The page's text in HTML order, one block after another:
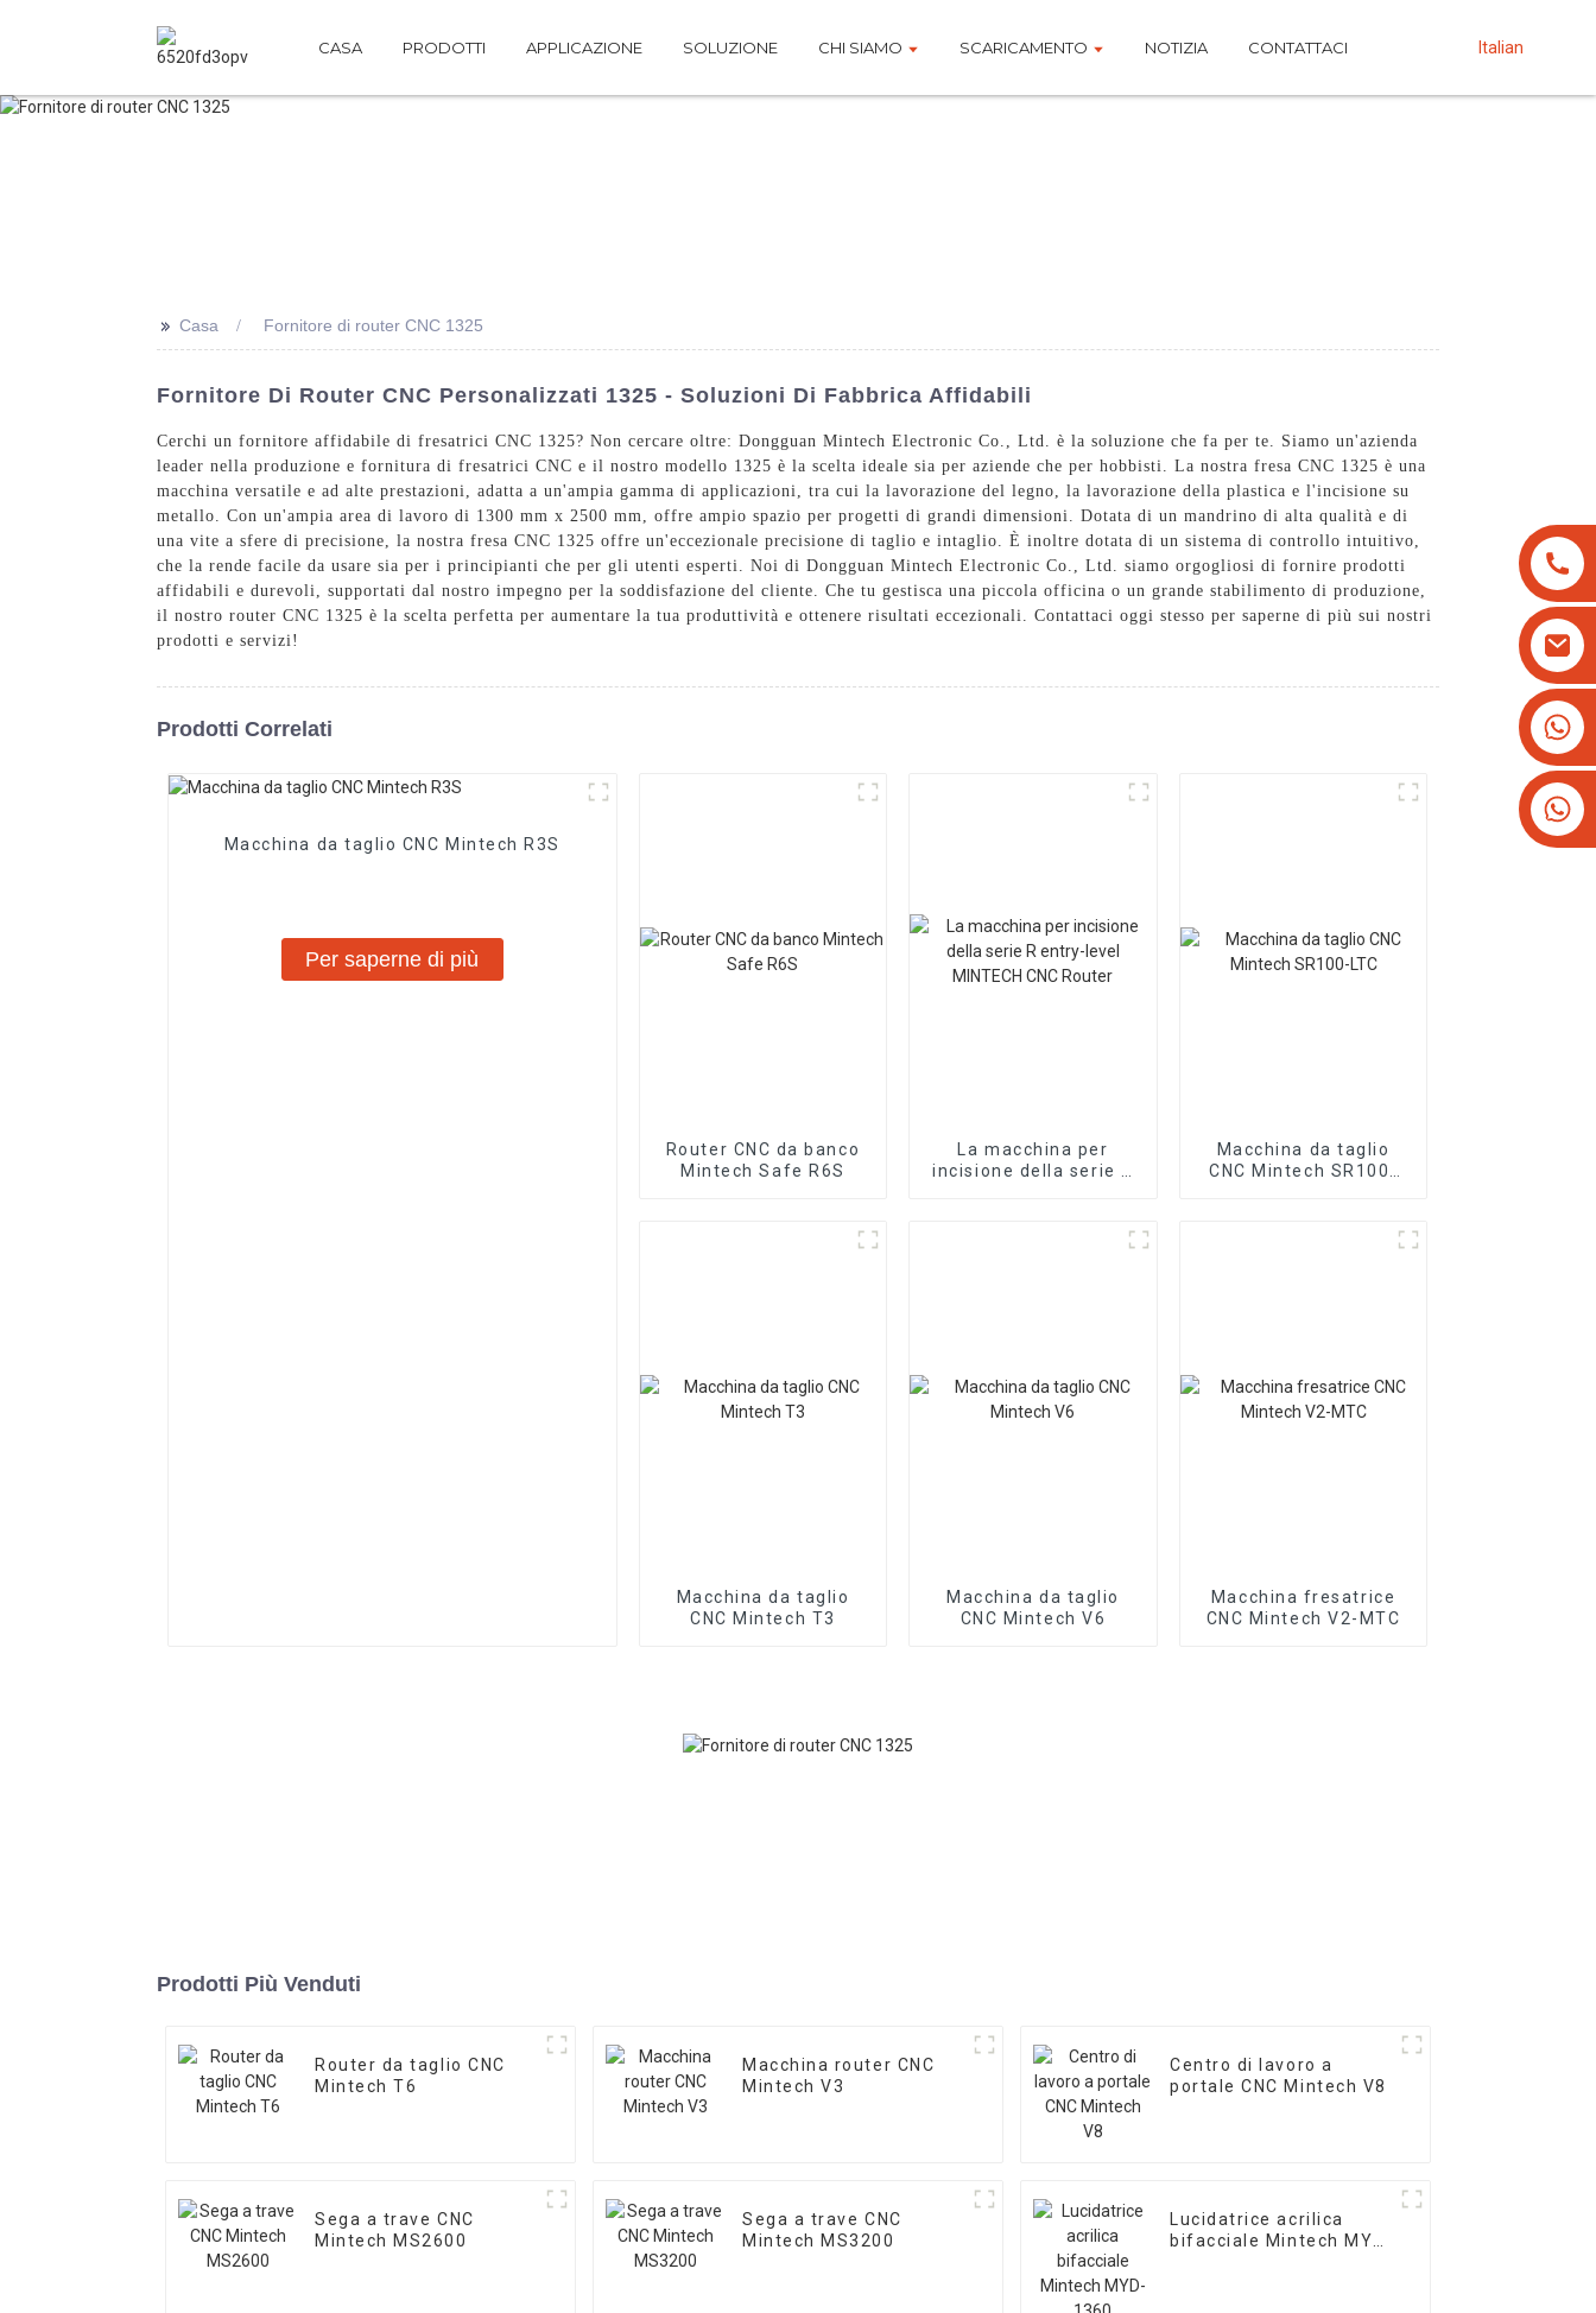
CASA PRODOTTI APPLICAZIONE SOLUZIONE CHI SIAMO SCARICAMENTO NOTIZIA CONTATTACI Italian
>> Casa Fornitore di router CNC 1325
Fornitore Di Router CNC Personalizzati 1325 - Soluzioni Di Fabbrica Affidabili
Cerchi un fornitore affidabile di fresatrici CNC 1325? Non cercare oltre: Dongguan Mintech Electronic Co., Ltd. è la soluzione che fa per te. Siamo un'azienda
leader nella produzione e fornitura di fresatrici CNC e il nostro modello 1325 è la scelta ideale sia per aziende che per hobbisti. La nostra fresa CNC 1325 è una
macchina versatile e ad alte prestazioni, adatta a un'ampia gamma di applicazioni, tra cui la lavorazione del legno, la lavorazione della plastica e l'incisione su
metallo. Con un'ampia area di lavoro di 1300 mm x 2500 mm, offre ampio spazio per progetti di grandi dimensioni. Dotata di un mandrino di alta qualità e di
una vite a sfere di precisione, la nostra fresa CNC 1325 offre un'eccezionale precisione di taglio e intaglio. È inoltre dotata di un sistema di controllo intuitivo,
che la rende facile da usare sia per i principianti che per gli utenti esperti. Noi di Dongguan Mintech Electronic Co., Ltd. siamo orgogliosi di fornire prodotti
affidabili e durevoli, supportati dal nostro impegno per la soddisfazione del cliente. Che tu gestisca una piccola officina o un grande stabilimento di produzione,
il nostro router CNC 1325 è la scelta perfetta per aumentare la tua produttività e ottenere risultati eccezionali. Contattaci oggi stesso per saperne di più sui nostri
prodotti e servizi!
Prodotti Correlati
Macchina da taglio CNC Mintech R3S
Per saperne di più
Router CNC da banco
Mintech Safe R6S
La macchina per
incisione della serie R
Macchina da taglio
CNC Mintech SR100-
Macchina da taglio
CNC Mintech T3
Macchina da taglio
CNC Mintech V6
Macchina fresatrice
CNC Mintech V2-MTC
Prodotti Più Venduti
Router da taglio CNC
Mintech T6
Macchina router CNC
Mintech V3
Centro di lavoro a
portale CNC Mintech V8
Sega a trave CNC
Mintech MS2600
Sega a trave CNC
Mintech MS3200
Lucidatrice acrilica
bifacciale Mintech MYD-